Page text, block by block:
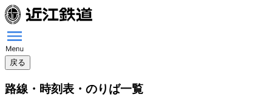
戻る
路線・時刻表・のりば一覧